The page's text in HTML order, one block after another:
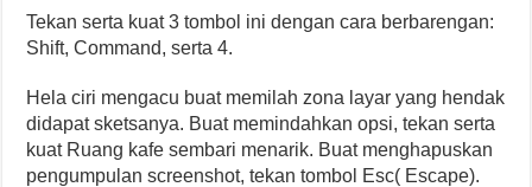
Tekan serta kuat 3 tombol ini dengan cara berbarengan:
Shift, Command, serta 4.
Hela ciri mengacu buat memilah zona layar yang hendak
didapat sketsanya. Buat memindahkan opsi, tekan serta
kuat Ruang kafe sembari menarik. Buat menghapuskan
pengumpulan screenshot, tekan tombol Esc( Escape).